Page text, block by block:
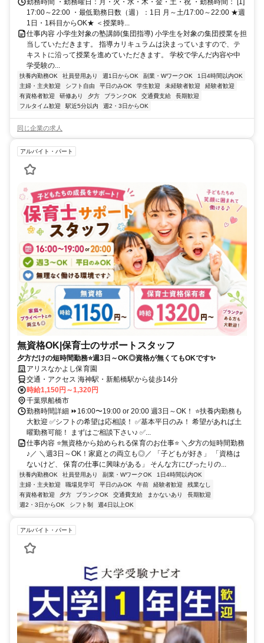
勤務時間 ・勤務曜日：月・火・水・木・金・土・祝 ・勤務時間： [1]
17:00～22:00 ・最低勤務日数（週）：1日 月～土/17:00～22:00 ★週
1日・1科目からOK★ ＜授業時...
仕事内容 小学生対象の塾講師(集団指導) 小学生を対象の集団授業を担
当していただきます。 指導カリキュラムは決まっていますので、テ
キストに沿って授業を進めていただきます。 学校で学んだ内容や中
学受験の...
扶養内勤務OK 社員登用あり 週1日からOK 副業・WワークOK
1日4時間以内OK
主婦・主夫歓迎
シフト自由 平日のみOK 学生歓迎 未経験者歓迎
経験者歓迎
有資格者歓迎
研修あり 夕方 ブランクOK 交通費支給
長期歓迎
フルタイム歓迎
駅近5分以内 週2・3日からOK
同じ企業の求人
アルバイト・パート
無資格OK|保育士のサポートスタッフ
夕方だけの短時間勤務⭐週3日～OK◎資格が無くてもOKです✨
アリスなかよし保育園
交通・アクセス 海神駅・新船橋駅から徒歩14分
時給1,150円～1,320円
千葉県船橋市
勤務時間詳細 ⏩16:00〜19:00 or 20:00 週3日～OK！ ⭐扶養内勤務も
大歓迎 ✅シフトの希望は応相談！ ✅基本平日のみ！ 希望があれば土
曜勤務可能！ まずはご相談下さい♪ ✅...
仕事内容 ⭐無資格から始められる保育のお仕事⭐ ＼夕方の短時間勤務
♪／ ＼週3日～OK！家庭との両立も◎／ 「子どもが好き」 「資格は
ないけど、 保育の仕事に興味がある」 そんな方にぴったりの...
扶養内勤務OK 社員登用あり 副業・WワークOK
1日4時間以内OK
主婦・主夫歓迎
職場見学可 平日のみOK 午前 経験者歓迎
残業なし
有資格者歓迎
夕方 ブランクOK 交通費支給 まかないあり
長期歓迎
週2・3日からOK
シフト制 週4日以上OK
アルバイト・パート